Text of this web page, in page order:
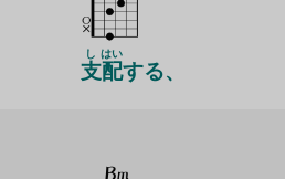
支
し
配
はい
する、